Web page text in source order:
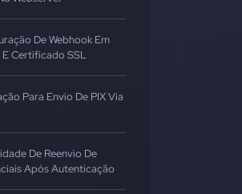
De Webhook Em
E Certificado SSL
Para Envio De PIX Via
De Reenvio De
Após Autenticação